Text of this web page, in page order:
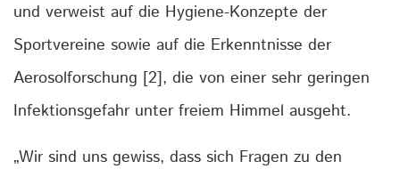
und verweist auf die Hygiene-Konzepte der
Sportvereine sowie auf die Erkenntnisse der
Aerosolforschung [2], die von einer sehr geringen
Infektionsgefahr unter freiem Himmel ausgeht.
„Wir sind uns gewiss, dass sich Fragen zu den